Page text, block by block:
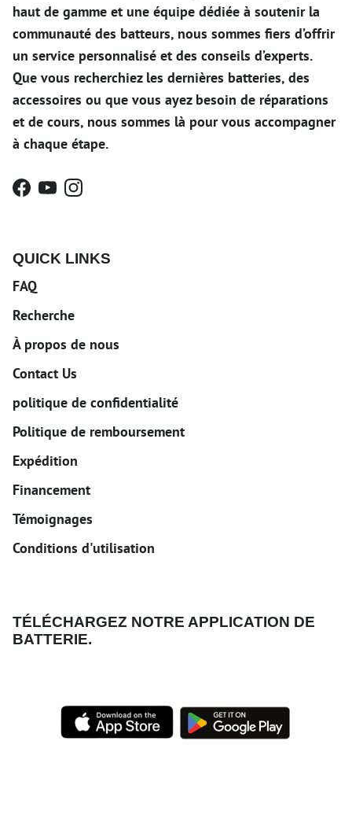
haut de gamme et une équipe dédiée à soutenir la
communauté des batteurs, nous sommes fiers d’offrir
un service personnalisé et des conseils d’experts.
Que vous recherchiez les dernières batteries, des
accessoires ou que vous ayez besoin de réparations
et de cours, nous sommes là pour vous accompagner
à chaque étape.
Facebook
YouTubeInstagram
QUICK LINKS
FAQ
Recherche
À propos de nous
Contact Us
politique de confidentialité
Politique de remboursement
Expédition
Financement
Témoignages
Conditions d'utilisation
TÉLÉCHARGEZ NOTRE APPLICATION DE
BATTERIE.